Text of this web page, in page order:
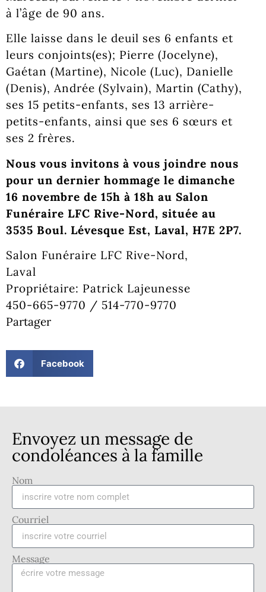
à l’âge de 90 ans.
Elle laisse dans le deuil ses 6 enfants et
leurs conjoints(es); Pierre (Jocelyne),
Gaétan (Martine), Nicole (Luc), Danielle
(Denis), Andrée (Sylvain), Martin (Cathy),
ses 15 petits-enfants, ses 13 arrière-
petits-enfants, ainsi que ses 6 sœurs et
ses 2 frères.
Nous vous invitons à vous joindre nous
pour un dernier hommage le dimanche
16 novembre de 15h à 18h au Salon
Funéraire LFC Rive-Nord, située au
3535 Boul. Lévesque Est, Laval, H7E 2P7.
Salon Funéraire LFC Rive-Nord,
Laval
Propriétaire: Patrick Lajeunesse
450-665-9770 / 514-770-9770
Partager
Facebook
Envoyez un message de
condoléances à la famille
Nom
Courriel
Message